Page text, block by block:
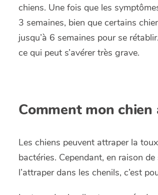
chiens. Une fois que les
3 semaines, bien que certains
jusqu’à 6 semaines pour se
ce qui peut s’avérer très grave.
Comment mon
Les chiens peuvent attraper la
bactéries. Cependant, en raison
l’attraper dans les chenils, c’est